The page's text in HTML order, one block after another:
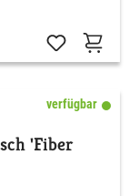
verfügbar
'Fiber